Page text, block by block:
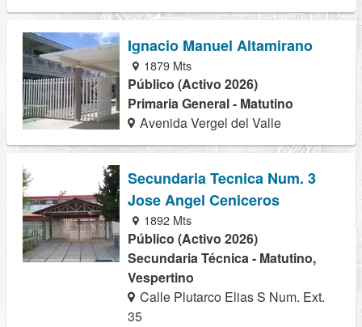
Ignacio Manuel Altamirano
1879 Mts
Público (Activo 2026)
Primaria General - Matutino
Avenida Vergel del Valle
Secundaria Tecnica Num. 3
Jose Angel Ceniceros
1892 Mts
Público (Activo 2026)
Secundaria Técnica - Matutino,
Vespertino
Calle Plutarco Elias S Num. Ext.
35